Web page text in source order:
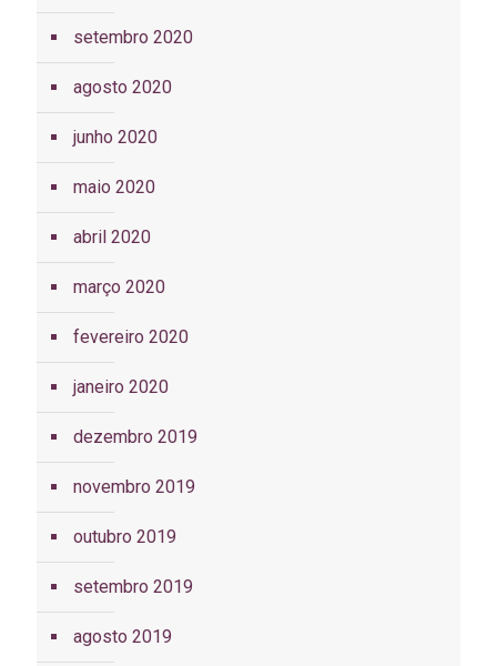
setembro 2020
agosto 2020
junho 2020
maio 2020
abril 2020
março 2020
fevereiro 2020
janeiro 2020
dezembro 2019
novembro 2019
outubro 2019
setembro 2019
agosto 2019